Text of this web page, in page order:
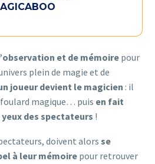
et de mémoire pour
plein de magie et de
joueur devient le magicien : il
foulard magique… puis en fait
des spectateurs !
doivent alors se
à leur mémoire pour retrouver